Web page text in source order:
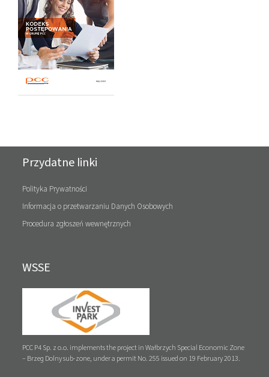
Przydatne linki
Polityka Prywatności
Informacja o przetwarzaniu Danych Osobowych
Procedura zgłoszeń wewnętrznych
WSSE
PCC P4 Sp. z o.o. implements the project in Wałbrzych Special Economic Zone
– Brzeg Dolny sub-zone, under a permit No. 255 issued on 19 February 2013.